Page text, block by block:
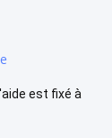
est fixé à